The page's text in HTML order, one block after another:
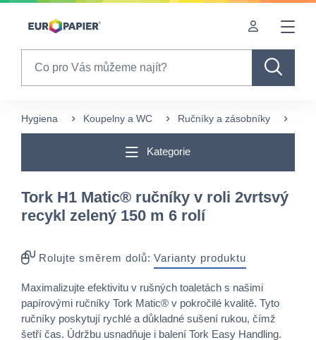
Table Of Content
Často nakupované s tímto produktem
Pro Vás zajímavé produkty
Hygiena Koupelny a WC Ručníky a zásobníky
Kategorie
Tork H1 Matic® ručníky v roli 2vrtsvý
recykl zelený 150 m 6 rolí
Rolujte směrem dolů: Varianty produktu
Maximalizujte efektivitu v rušných toaletách s našimi
papírovými ručníky Tork Matic® v pokročilé kvalitě. Tyto
ručníky poskytují rychlé a důkladné sušení rukou, čímž
šetří čas. Údržbu usnadňuje i balení Tork Easy Handling.